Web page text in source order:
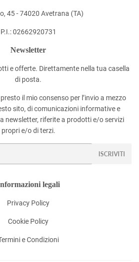
45 - 74020 Avetrana (TA)
P.I.: 02662920731
Newsletter
e offerte. Direttamente nella tua casella
di posta.
il mio consenso per l’invio a mezzo
sito, di comunicazioni informative e
newsletter, riferite a prodotti e/o servizi
propri e/o di terzi.
ISCRIVITI
legali
Privacy Policy
Cookie Policy
e Condizioni